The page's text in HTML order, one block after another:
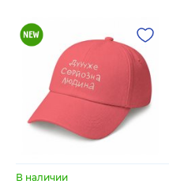
В наличии